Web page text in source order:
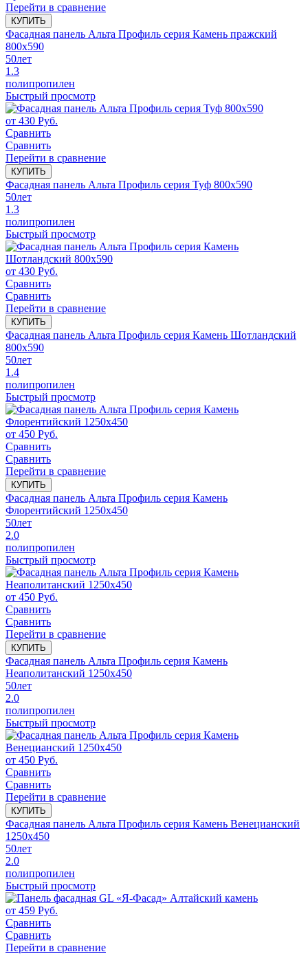
Перейти в сравнение
КУПИТЬ
Фасадная панель Альта Профиль серия Камень пражский
800x590
50лет
1.3
полипропилен
Быстрый просмотр
от 430 Руб.
Сравнить
Сравнить
Перейти в сравнение
КУПИТЬ
Фасадная панель Альта Профиль серия Туф 800x590
50лет
1.3
полипропилен
Быстрый просмотр
от 430 Руб.
Сравнить
Сравнить
Перейти в сравнение
КУПИТЬ
Фасадная панель Альта Профиль серия Камень Шотландский
800x590
50лет
1.4
полипропилен
Быстрый просмотр
от 450 Руб.
Сравнить
Сравнить
Перейти в сравнение
КУПИТЬ
Фасадная панель Альта Профиль серия Камень
Флорентийский 1250x450
50лет
2.0
полипропилен
Быстрый просмотр
от 450 Руб.
Сравнить
Сравнить
Перейти в сравнение
КУПИТЬ
Фасадная панель Альта Профиль серия Камень
Неаполитанский 1250x450
50лет
2.0
полипропилен
Быстрый просмотр
от 450 Руб.
Сравнить
Сравнить
Перейти в сравнение
КУПИТЬ
Фасадная панель Альта Профиль серия Камень Венецианский
1250x450
50лет
2.0
полипропилен
Быстрый просмотр
от 459 Руб.
Сравнить
Сравнить
Перейти в сравнение